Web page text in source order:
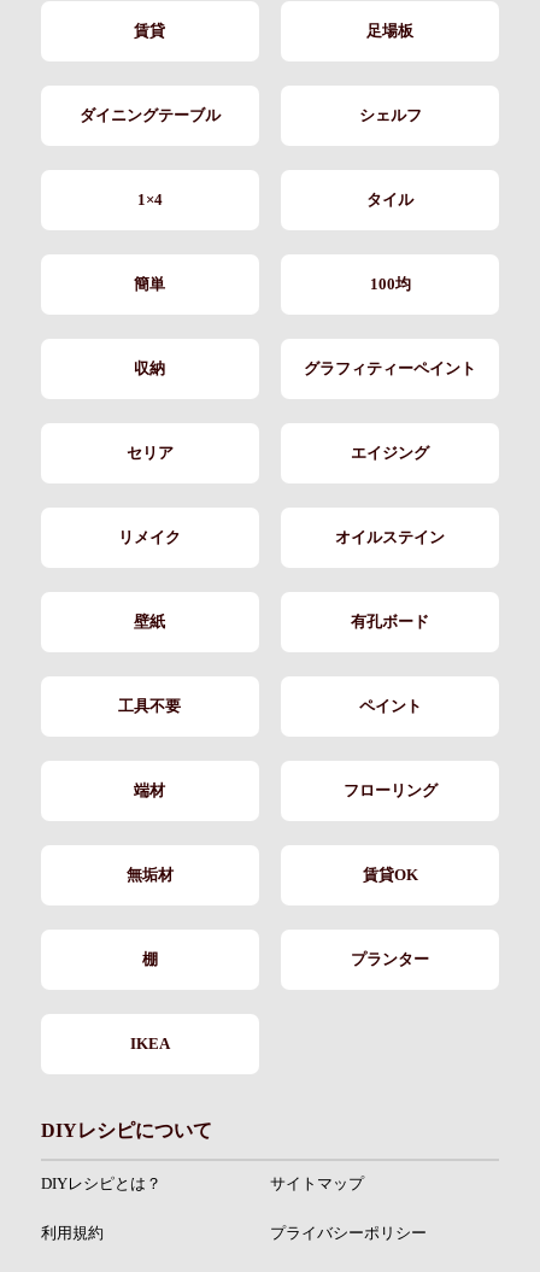
賃貸 足場板
ダイニングテーブル シェルフ
1×4 タイル
簡単 100均
収納 グラフィティーペイント
セリア エイジング
リメイク オイルステイン
壁紙 有孔ボード
工具不要 ペイント
端材 フローリング
無垢材 賃貸OK
棚 プランター
IKEA
DIYレシピについて
DIYレシピとは？ サイトマップ
利用規約 プライバシーポリシー